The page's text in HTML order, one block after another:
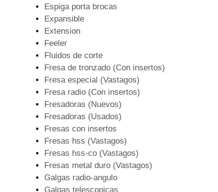
Espiga porta brocas
Expansible
Extension
Feeler
Fluidos de corte
Fresa de tronzado (Con insertos)
Fresa especial (Vastagos)
Fresa radio (Con insertos)
Fresadoras (Nuevos)
Fresadoras (Usados)
Fresas con insertos
Fresas hss (Vastagos)
Fresas hss-co (Vastagos)
Fresas metal duro (Vastagos)
Galgas radio-angulo
Galgas telescopicas